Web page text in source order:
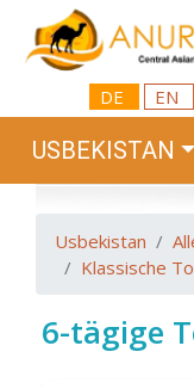
DE EN
USBEKISTAN
Usbekistan
Klassische
6-tägige